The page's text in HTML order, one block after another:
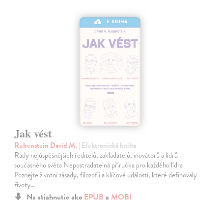
E-KNIHA
Jak vést
Rubenstein David M. | Elektronická kniha
Rady nejúspěšnějších ředitelů, zakladatelů, inovátorů a lídrů
současného světa Nepostradatelná příručka pro každého lídra
Poznejte životní zásady, filozofii a klíčové události, které definovaly
životy…
Na stiahnutie ako EPUB a MOBI